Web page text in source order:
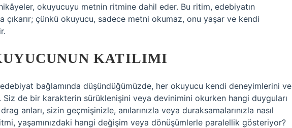
okuyucuyu metnin ritmine dahil eder. Bu ritim, edebiyatın
çıkarır; çünkü okuyucu, sadece metni okumaz, onu yaşar ve kendi
KATILIMI
bağlamında düşündüğümüzde, her okuyucu kendi deneyimlerini ve
Siz de bir karakterin sürüklenişini veya devinimini okurken hangi duyguları
anları, sizin geçmişinizle, anılarınızla veya duraksamalarınızla nasıl
yaşamınızdaki hangi değişim veya dönüşümlerle paralellik gösteriyor?